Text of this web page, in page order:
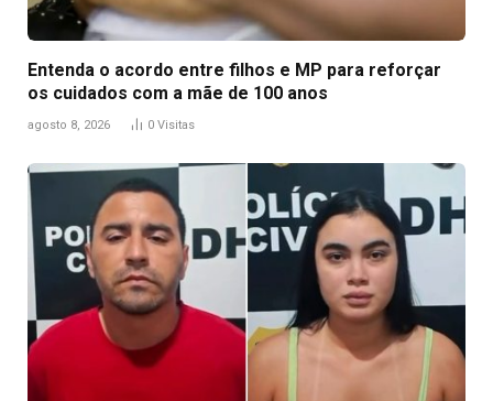
Entenda o acordo entre filhos e MP para reforçar
os cuidados com a mãe de 100 anos
agosto 8, 2026 0 Visitas